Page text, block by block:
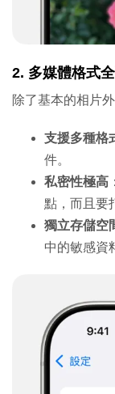
2. 多媒體格式
除了基本的相片
支援多種格
件。
私密性極高
點，而且要
獨立存儲空
中的敏感資